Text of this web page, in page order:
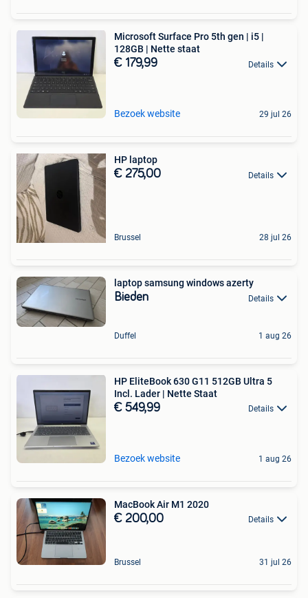
Microsoft Surface Pro 5th gen | i5 |
128GB | Nette staat
€ 179,99 Details
Bezoek website 29 jul 26
HP laptop
€ 275,00 Details
Brussel 28 jul 26
laptop samsung windows azerty
Bieden Details
Duffel 1 aug 26
HP EliteBook 630 G11 512GB Ultra 5
Incl. Lader | Nette Staat
€ 549,99 Details
Bezoek website 1 aug 26
MacBook Air M1 2020
€ 200,00 Details
Brussel 31 jul 26